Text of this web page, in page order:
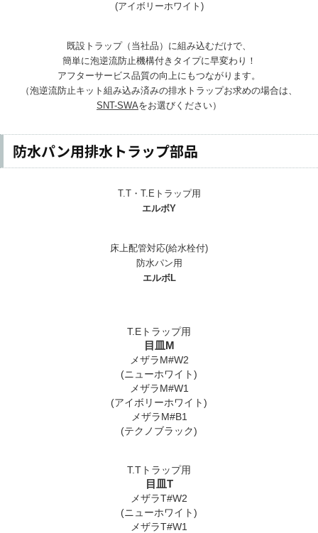
(アイボリーホワイト)
既設トラップ（当社品）に組み込むだけで、
簡単に泡逆流防止機構付きタイプに早変わり！
アフターサービス品質の向上にもつながります。
（泡逆流防止キット組み込み済みの排水トラップお求めの場合は、
SNT-SWAをお選びください）
防水パン用排水トラップ部品
T.T・T.Eトラップ用
エルボY
床上配管対応(給水栓付)
防水パン用
エルボL
T.Eトラップ用
目皿M
メザラM#W2
(ニューホワイト)
メザラM#W1
(アイボリーホワイト)
メザラM#B1
(テクノブラック)
T.Tトラップ用
目皿T
メザラT#W2
(ニューホワイト)
メザラT#W1